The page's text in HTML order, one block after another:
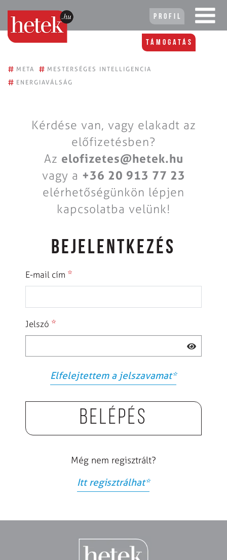
Profil
Támogatás
# META # MESTERSÉGES INTELLIGENCIA
# ENERGIAVÁLSÁG
Kérdése van, vagy elakadt az
előfizetésben?
Az elofizetes@hetek.hu
vagy a +36 20 913 77 23
elérhetőségünkön lépjen
kapcsolatba velünk!
BEJELENTKEZÉS
E-mail cím *
Jelszó *
Elfelejtettem a jelszavamat*
Belépés
Még nem regisztrált?
Itt regisztrálhat*